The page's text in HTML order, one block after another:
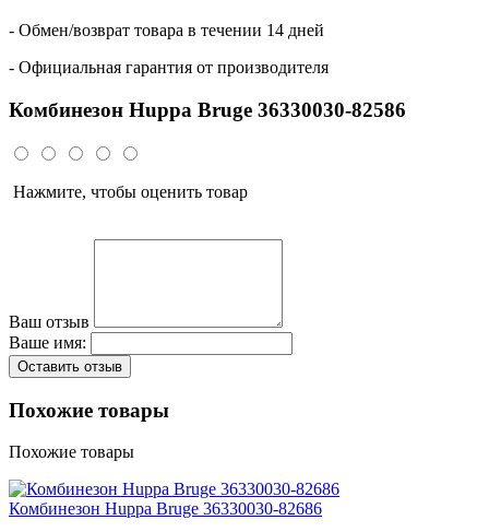
- Обмен/возврат товара в течении 14 дней
- Официальная гарантия от производителя
Комбинезон Huppa Bruge 36330030-82586
Нажмите, чтобы оценить товар
Ваш отзыв
Ваше имя:
Оставить отзыв
Похожие товары
Похожие товары
Комбинезон Huppa Bruge 36330030-82686